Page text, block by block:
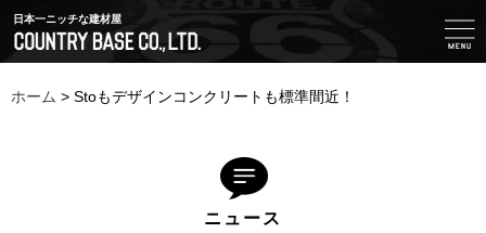
日本一ニッチな建材屋
ホーム > Stoもデザインコンクリートも標準間近！
ニュース